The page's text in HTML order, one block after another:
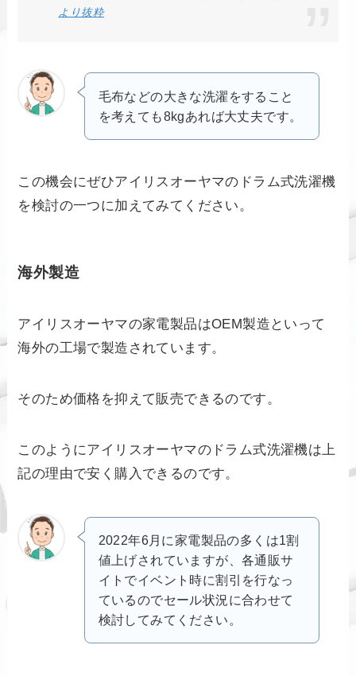
より抜粋
毛布などの大きな洗濯をすること
を考えても8kgあれば大丈夫です。
この機会にぜひアイリスオーヤマのドラム式洗濯機
を検討の一つに加えてみてください。
海外製造
アイリスオーヤマの家電製品はOEM製造といって
海外の工場で製造されています。
そのため価格を抑えて販売できるのです。
このようにアイリスオーヤマのドラム式洗濯機は上
記の理由で安く購入できるのです。
2022年6月に家電製品の多くは1割
値上げされていますが、各通販サ
イトでイベント時に割引を行なっ
ているのでセール状況に合わせて
検討してみてください。